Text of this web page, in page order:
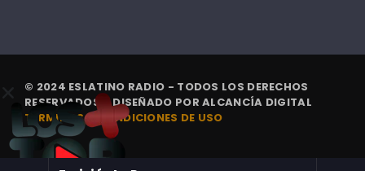
© 2024 ESLATINO RADIO - TODOS LOS DERECHOS
RESERVADOS. | DISEÑADO PORALCANCÍA DIGITAL
TÉRMINOS Y CONDICIONES DE USO